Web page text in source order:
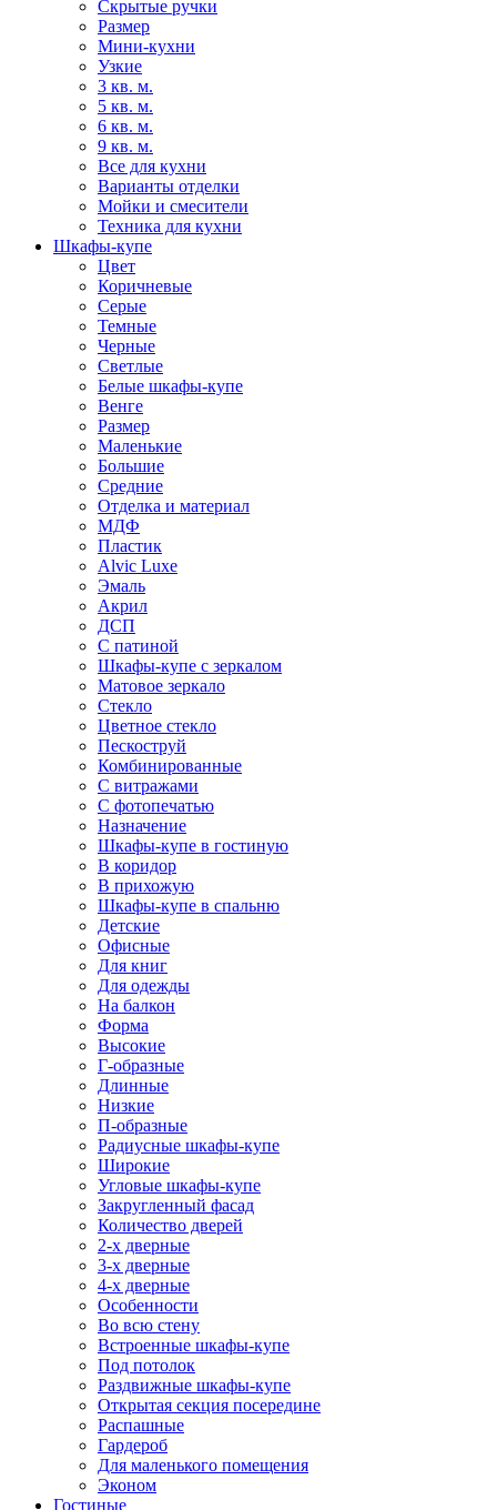
Скрытые ручки
Размер
Мини-кухни
Узкие
3 кв. м.
5 кв. м.
6 кв. м.
9 кв. м.
Все для кухни
Варианты отделки
Мойки и смесители
Техника для кухни
Шкафы-купе
Цвет
Коричневые
Серые
Темные
Черные
Светлые
Белые шкафы-купе
Венге
Размер
Маленькие
Большие
Средние
Отделка и материал
МДФ
Пластик
Alvic Luxe
Эмаль
Акрил
ДСП
С патиной
Шкафы-купе с зеркалом
Матовое зеркало
Стекло
Цветное стекло
Пескоструй
Комбинированные
С витражами
С фотопечатью
Назначение
Шкафы-купе в гостиную
В коридор
В прихожую
Шкафы-купе в спальню
Детские
Офисные
Для книг
Для одежды
На балкон
Форма
Высокие
Г-образные
Длинные
Низкие
П-образные
Радиусные шкафы-купе
Широкие
Угловые шкафы-купе
Закругленный фасад
Количество дверей
2-х дверные
3-х дверные
4-х дверные
Особенности
Во всю стену
Встроенные шкафы-купе
Под потолок
Раздвижные шкафы-купе
Открытая секция посередине
Распашные
Гардероб
Для маленького помещения
Эконом
Гостиные